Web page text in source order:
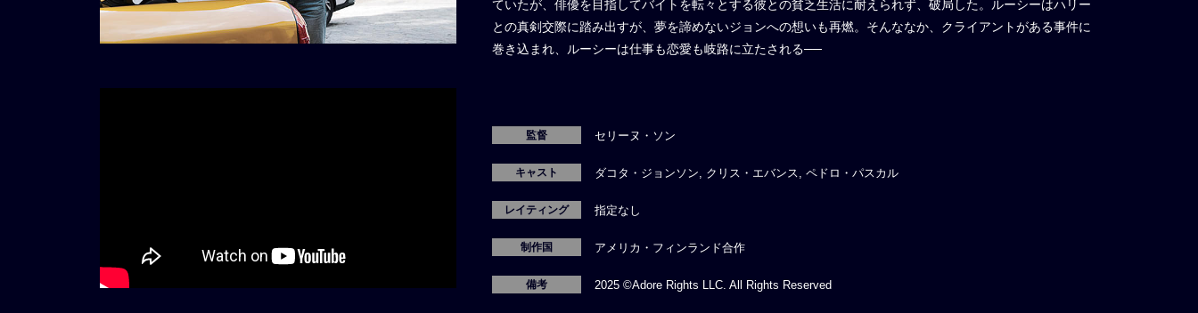
ていたが、俳優を目指してバイトを転々とする彼との貧乏生活に耐えられず、破局した。ルーシーはハリー
との真剣交際に踏み出すが、夢を諦めないジョンへの想いも再燃。そんななか、クライアントがある事件に
巻き込まれ、ルーシーは仕事も恋愛も岐路に立たされる──
監督 セリーヌ・ソン
キャスト ダコタ・ジョンソン, クリス・エバンス, ペドロ・パスカル
レイティング 指定なし
制作国 アメリカ・フィンランド合作
備考 2025 ©Adore Rights LLC. All Rights Reserved